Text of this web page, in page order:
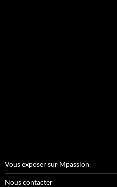
Vous exposer sur Mpassion
Nous contacter